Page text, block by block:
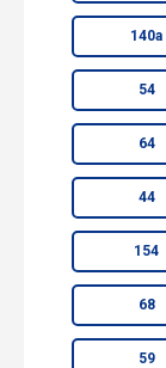
140а
54
64
44
154
68
59